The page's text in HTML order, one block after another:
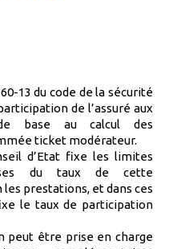
13 du code de la sécurité
de l’assuré aux
base au calcul des
ticket modérateur.
d’Etat fixe les limites
du taux de cette
prestations, et dans ces
le taux de participation
peut être prise en charge